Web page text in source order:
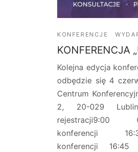
KONFERENCJE
KONFERENCJA
Kolejna edycja
odbędzie się 4
Centrum
2, 20-029
rejestracji9:00
konferencji
konferencji 16:45